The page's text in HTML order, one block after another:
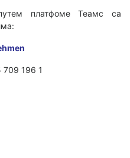
платфоме Теамс са
709 196 1